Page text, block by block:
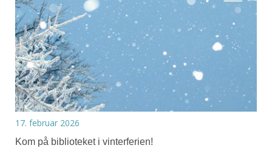
17. februar 2026
Kom på biblioteket i vinterferien!